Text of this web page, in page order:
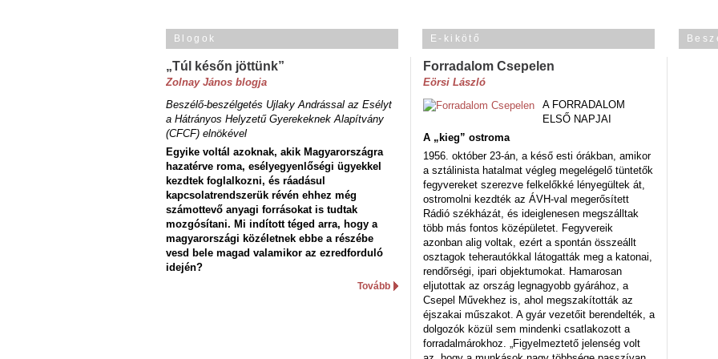
Blogok
„Túl későn jöttünk”
Zolnay János blogja
Beszélő-beszélgetés Ujlaky Andrással az Esélyt
a Hátrányos Helyzetű Gyerekeknek Alapítvány
(CFCF) elnökével
Egyike voltál azoknak, akik Magyarországra
hazatérve roma, esélyegyenlőségi ügyekkel
kezdtek foglalkozni, és ráadásul
kapcsolatrendszerük révén ehhez még
számottevő anyagi forrásokat is tudtak
mozgósítani. Mi indított téged arra, hogy a
magyarországi közéletnek ebbe a részébe
vesd bele magad valamikor az ezredforduló
idején?
Tovább
E-kikötő
Forradalom Csepelen
Eörsi László
A FORRADALOM
ELSŐ NAPJAI
A „kieg” ostroma
1956. október 23-án, a késő esti órákban, amikor
a sztálinista hatalmat végleg megelégelő tüntetők
fegyvereket szerezve felkelőkké lényegültek át,
ostromolni kezdték az ÁVH-val megerősített
Rádió székházát, és ideiglenesen megszálltak
több más fontos középületet. Fegyvereik
azonban alig voltak, ezért a spontán összeállt
osztagok teherautókkal látogatták meg a katonai,
rendőrségi, ipari objektumokat. Hamarosan
eljutottak az ország legnagyobb gyárához, a
Csepel Művekhez is, ahol megszakították az
éjszakai műszakot. A gyár vezetőit berendelték, a
dolgozók közül sem mindenki csatlakozott a
forradalmárokhoz. „Figyelmeztető jelenség volt